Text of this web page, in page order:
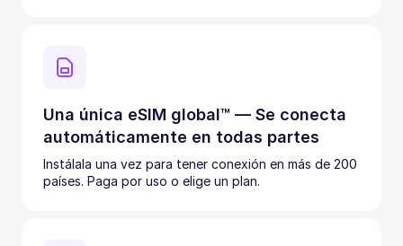
Una única eSIM global™ — Se conecta
automáticamente en todas partes
Instálala una vez para tener conexión en más de 200
países. Paga por uso o elige un plan.